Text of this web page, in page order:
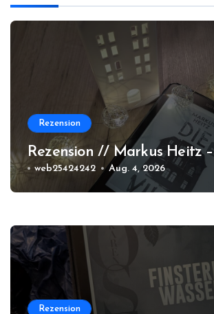
Rezension
Rezension // Markus Heitz
web25424242 Aug. 4, 2026
Rezension